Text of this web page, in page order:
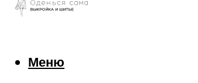
Блуза и рубашка
Джемпер и свитер
Меню